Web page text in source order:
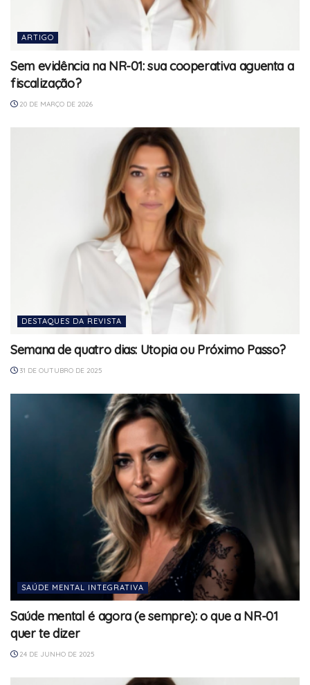
ARTIGO
Sem evidência na NR-01: sua cooperativa aguenta a
fiscalização?
20 DE MARÇO DE 2026
DESTAQUES DA REVISTA
Semana de quatro dias: Utopia ou Próximo Passo?
31 DE OUTUBRO DE 2025
SAÚDE MENTAL INTEGRATIVA
Saúde mental é agora (e sempre): o que a NR-01
quer te dizer
24 DE JUNHO DE 2025